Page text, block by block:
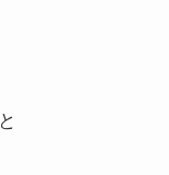
と